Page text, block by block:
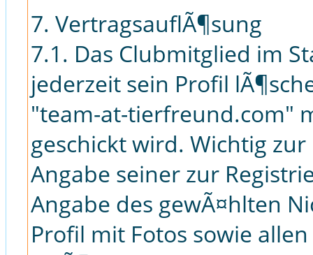
7. VertragsauflÃ¶sung
7.1. Das Clubmitglied im
jederzeit sein Profil
"team-at-tierfreund.com"
geschickt wird. Wichtig
Angabe seiner zur
Angabe des gewÃ¤hlten
Profil mit Fotos sowie